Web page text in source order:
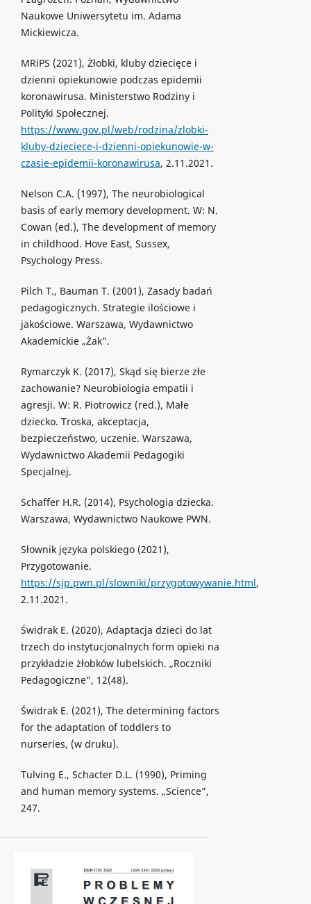
Naukowe Uniwersytetu im. Adama
Mickiewicza.
MRiPS (2021), Żłobki, kluby dziecięce i
dzienni opiekunowie podczas epidemii
koronawirusa. Ministerstwo Rodziny i
Polityki Społecznej.
https://www.gov.pl/web/rodzina/zlobki-
kluby-dzieciece-i-dzienni-opiekunowie-w-
czasie-epidemii-koronawirusa, 2.11.2021.
Nelson C.A. (1997), The neurobiological
basis of early memory development. W: N.
Cowan (ed.), The development of memory
in childhood. Hove East, Sussex,
Psychology Press.
Pilch T., Bauman T. (2001), Zasady badań
pedagogicznych. Strategie ilościowe i
jakościowe. Warszawa, Wydawnictwo
Akademickie „Żak”.
Rymarczyk K. (2017), Skąd się bierze złe
zachowanie? Neurobiologia empatii i
agresji. W: R. Piotrowicz (red.), Małe
dziecko. Troska, akceptacja,
bezpieczeństwo, uczenie. Warszawa,
Wydawnictwo Akademii Pedagogiki
Specjalnej.
Schaffer H.R. (2014), Psychologia dziecka.
Warszawa, Wydawnictwo Naukowe PWN.
Słownik języka polskiego (2021),
Przygotowanie.
https://sjp.pwn.pl/slowniki/przygotowywanie.html,
2.11.2021.
Świdrak E. (2020), Adaptacja dzieci do lat
trzech do instytucjonalnych form opieki na
przykładzie żłobków lubelskich. „Roczniki
Pedagogiczne”, 12(48).
Świdrak E. (2021), The determining factors
for the adaptation of toddlers to
nurseries, (w druku).
Tulving E., Schacter D.L. (1990), Priming
and human memory systems. „Science”,
247.